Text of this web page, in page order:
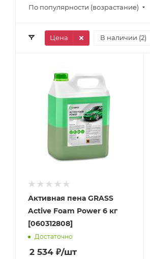
По популярности (возрастание)
Цена В наличии (2)
Активная пена GRASS
Active Foam Power 6 кг
[060312808]
Достаточно
2 534 ₽/шт